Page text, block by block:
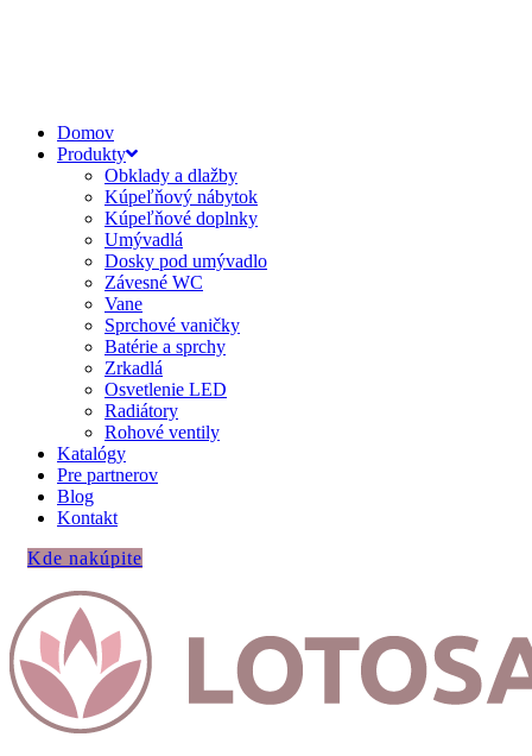
Domov
Produkty
Obklady a dlažby
Kúpeľňový nábytok
Kúpeľňové doplnky
Umývadlá
Dosky pod umývadlo
Závesné WC
Vane
Sprchové vaničky
Batérie a sprchy
Zrkadlá
Osvetlenie LED
Radiátory
Rohové ventily
Katalógy
Pre partnerov
Blog
Kontakt
Kde nakúpite